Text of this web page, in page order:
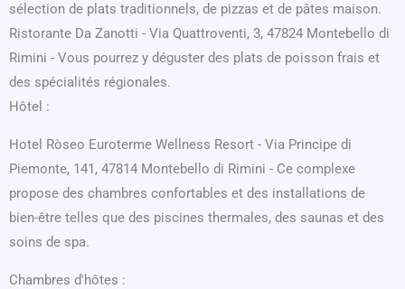
sélection de plats traditionnels, de pizzas et de pâtes maison.
Ristorante Da Zanotti - Via Quattroventi, 3, 47824 Montebello di
Rimini - Vous pourrez y déguster des plats de poisson frais et
des spécialités régionales.
Hôtel :
Hotel Ròseo Euroterme Wellness Resort - Via Principe di
Piemonte, 141, 47814 Montebello di Rimini - Ce complexe
propose des chambres confortables et des installations de
bien-être telles que des piscines thermales, des saunas et des
soins de spa.
Chambres d'hôtes :